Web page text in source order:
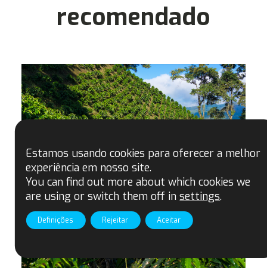
recomendado
Estamos usando cookies para oferecer a melhor
experiência em nosso site.
You can find out more about which cookies we
are using or switch them off insettings.
Aceitar
Rejeitar
Definições